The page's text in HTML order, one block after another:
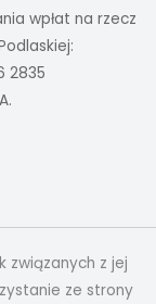
wpłat na rzecz
2835
związanych z jej
ze strony